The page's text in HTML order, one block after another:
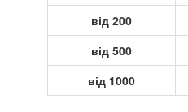
від 200
від 500
від 1000